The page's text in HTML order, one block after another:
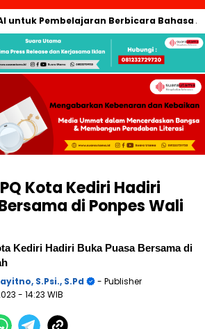
Pembelajaran Berbicara Bahasa Arab
Kota Kediri Hadiri
di Ponpes Wali
Kediri Hadiri Buka Puasa Bersama di
S.Psi., S.Pd
- Publisher
- 14:23 WIB